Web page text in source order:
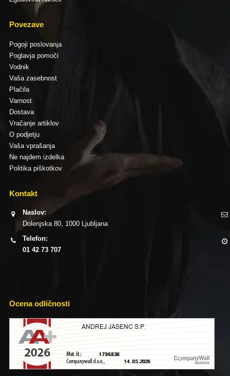
Povezave
Pogoji poslovanja
Poglavja pomoči
Vodnik
Vaša zasebnost
Plačila
Varnost
Dostava
Vračanje artiklov
O podjetju
Vaša vprašanja
Ne najdem izdelka
Politika piškotkov
Kontakt
Naslov:
Dolenjska 80, 1000 Ljubljana
Telefon:
01 42 73 707
Ocena odličnosti